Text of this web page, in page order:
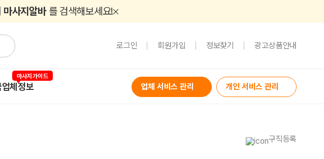
마사지알바 를 검색해보세요!
로그인 회원가입 정보찾기 광고상품안내
체정보
마사지가이드
업체 서비스 관리 개인 서비스 관리
구직등록